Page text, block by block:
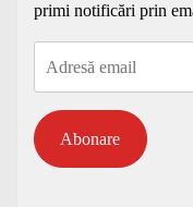
primi notificări prin
Abonare